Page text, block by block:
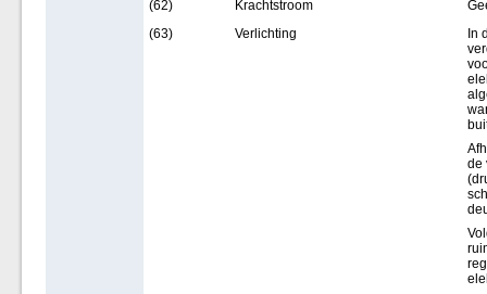
(62) Krachtstroom
(63)
Verlichting
In
de